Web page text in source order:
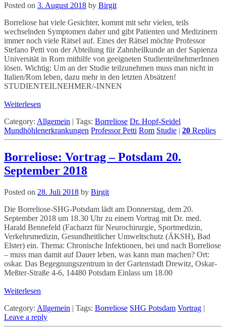
Posted on 3. August 2018 by Birgit
Borreliose hat viele Gesichter, kommt mit sehr vielen, teils
wechselnden Symptomen daher und gibt Patienten und Medizinern
immer noch viele Rätsel auf. Eines der Rätsel möchte Professor
Stefano Petti von der Abteilung für Zahnheilkunde an der Sapienza
Universität in Rom mithilfe von geeigneten StudienteilnehmerInnen
lösen. Wichtig: Um an der Studie teilzunehmen muss man nicht in
Italien/Rom leben, dazu mehr in den letzten Absätzen!
STUDIENTEILNEHMER/-INNEN
Weiterlesen
Category: Allgemein | Tags: Borreliose Dr. Hopf-Seidel
Mundhöhlenerkrankungen Professor Petti Rom Studie | 20 Replies
Borreliose: Vortrag – Potsdam 20.
September 2018
Posted on 28. Juli 2018 by Birgit
Die Borreliose-SHG-Potsdam lädt am Donnerstag, dem 20.
September 2018 um 18.30 Uhr zu einem Vortrag mit Dr. med.
Harald Bennefeld (Facharzt für Neurochirurgie, Sportmedizin,
Verkehrsmedizin, Gesundheitlicher Umweltschutz (ÄKSH), Bad
Elster) ein. Thema: Chronische Infektionen, bei und nach Borreliose
– muss man damit auf Dauer leben, was kann man machen? Ort:
oskar. Das Begegnungszentrum in der Gartenstadt Drewitz, Oskar-
Meßter-Straße 4-6, 14480 Potsdam Einlass um 18.00
Weiterlesen
Category: Allgemein | Tags: Borreliose SHG Potsdam Vortrag |
Leave a reply